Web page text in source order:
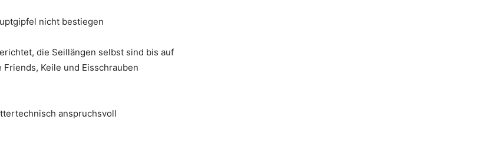
nicht bestiegen
die Seillängen selbst sind bis auf
Keile und Eisschrauben
anspruchsvoll